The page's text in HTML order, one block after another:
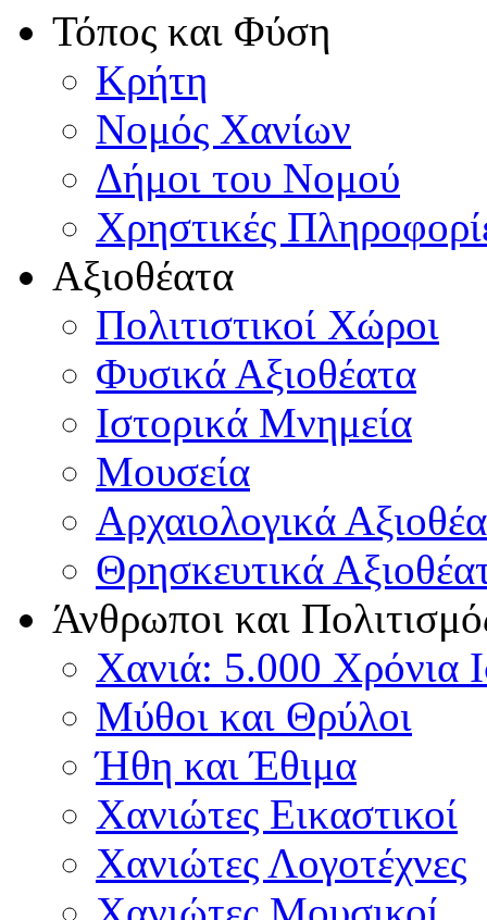
Τόπος και Φύση
Κρήτη
Νομός Χανίων
Δήμοι του Νομού
Χρηστικές
Αξιοθέατα
Πολιτιστικοί Χώροι
Φυσικά Αξιοθέατα
Ιστορικά Μνημεία
Μουσεία
Αρχαιολογικά
Θρησκευτικά
Άνθρωποι και
Χανιά: 5.000 Χρόνια
Μύθοι και Θρύλοι
Ήθη και Έθιμα
Χανιώτες Εικαστικοί
Χανιώτες Λογοτέχνες